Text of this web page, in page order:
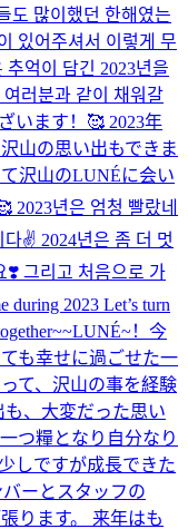
도 많이했던 한해였는
있어주셔서 이렇게 무
억이 담긴 2023년을
러분과 같이 채워갈
います！🥰 2023年
山の思い出もできま
沢山のLUNÉに会い
2023년은 엄청 빨랐네
✌️ 2024년은 좀 더 멋
❣️ 그리고 처음으로 가
during 2023 Let’s turn
LUNÉ~！今
も幸せに過ごせた一
て、沢山の事を経験
、大変だった思い
つ糧となり自分なり
しですが成長できた
ーとスタッフの
ります。 来年はも